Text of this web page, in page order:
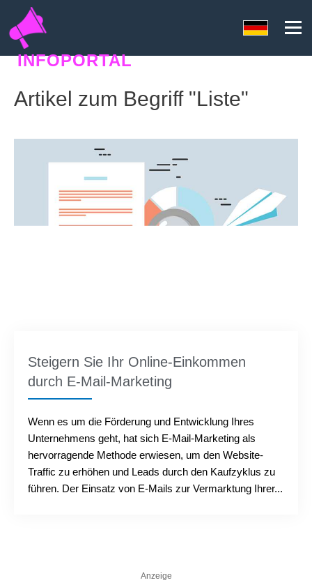
INFOPORTAL
Artikel zum Begriff "Liste"
Steigern Sie Ihr Online-Einkommen
durch E-Mail-Marketing
Wenn es um die Förderung und Entwicklung Ihres
Unternehmens geht, hat sich E-Mail-Marketing als
hervorragende Methode erwiesen, um den Website-
Traffic zu erhöhen und Leads durch den Kaufzyklus zu
führen. Der Einsatz von E-Mails zur Vermarktung Ihrer...
Anzeige